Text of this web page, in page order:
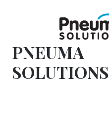
PNEUMA
SOLUTIONS